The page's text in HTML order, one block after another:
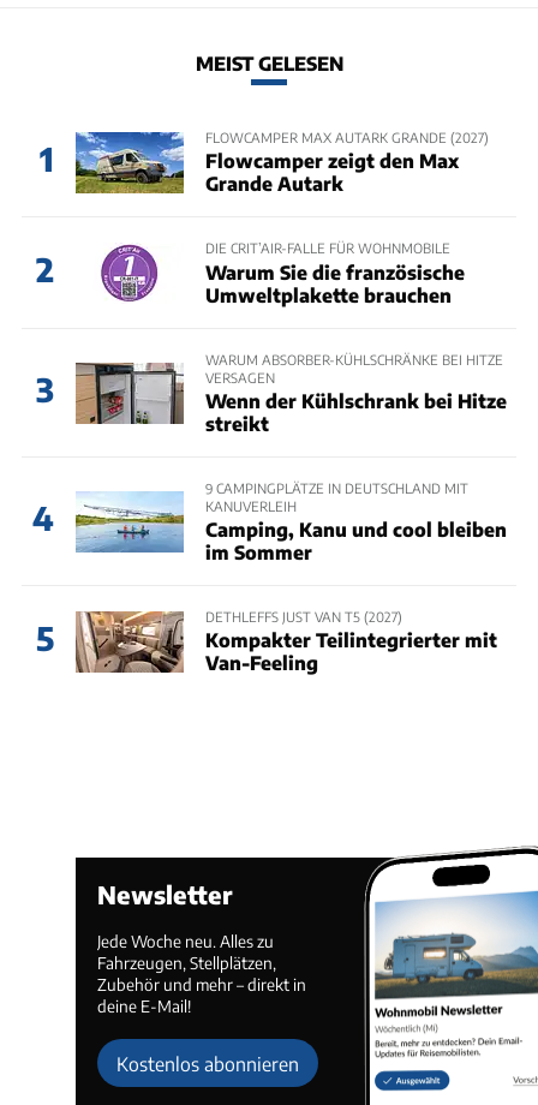
MEIST GELESEN
1
FLOWCAMPER MAX AUTARK GRANDE (2027)
Flowcamper zeigt den Max
Grande Autark
2
DIE CRIT’AIR-FALLE FÜR WOHNMOBILE
Warum Sie die französische
Umweltplakette brauchen
3
WARUM ABSORBER-KÜHLSCHRÄNKE BEI HITZE
VERSAGEN
Wenn der Kühlschrank bei Hitze
streikt
4
9 CAMPINGPLÄTZE IN DEUTSCHLAND MIT
KANUVERLEIH
Camping, Kanu und cool bleiben
im Sommer
5
DETHLEFFS JUST VAN T5 (2027)
Kompakter Teilintegrierter mit
Van-Feeling
Newsletter
Jede Woche neu. Alles zu
Fahrzeugen, Stellplätzen,
Zubehör und mehr – direkt in
deine E-Mail!
Kostenlos abonnieren